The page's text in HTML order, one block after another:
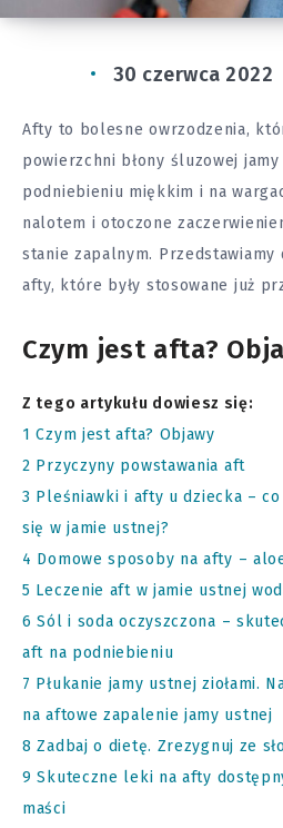
30 czerwca 2022
Afty to bolesne owrzodzenia,
powierzchni błony śluzowej
podniebieniu miękkim i na
nalotem i otoczone
stanie zapalnym. Przedstawiamy
afty, które były stosowane już
Czym jest afta?
Z tego artykułu dowiesz się:
1 Czym jest afta? Objawy
2 Przyczyny powstawania aft
3 Pleśniawki i afty u dziecka –
się w jamie ustnej?
4 Domowe sposoby na afty –
5 Leczenie aft w jamie ustnej
6 Sól i soda oczyszczona –
aft na podniebieniu
7 Płukanie jamy ustnej ziołami.
na aftowe zapalenie jamy ustnej
8 Zadbaj o dietę. Zrezygnuj ze
9 Skuteczne leki na afty
maści